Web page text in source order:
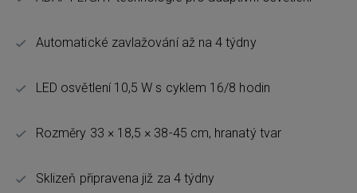
Automatické zavlažování až na 4 týdny
LED osvětlení 10,5 W s cyklem 16/8 hodin
Rozměry 33 × 18,5 × 38-45 cm, hranatý tvar
Sklizeň připravena již za 4 týdny